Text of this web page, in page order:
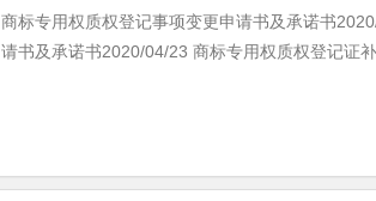
商标专用权质权登记事项变更申请书及承诺书
请书及承诺书2020/04/23 商标专用权质权登记证